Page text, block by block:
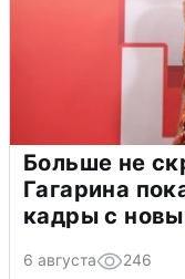
Больше не
Гагарина
кадры с
6 августа 246